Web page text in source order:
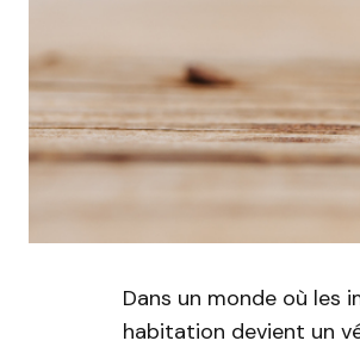
Dans un monde où les
habitation devient un